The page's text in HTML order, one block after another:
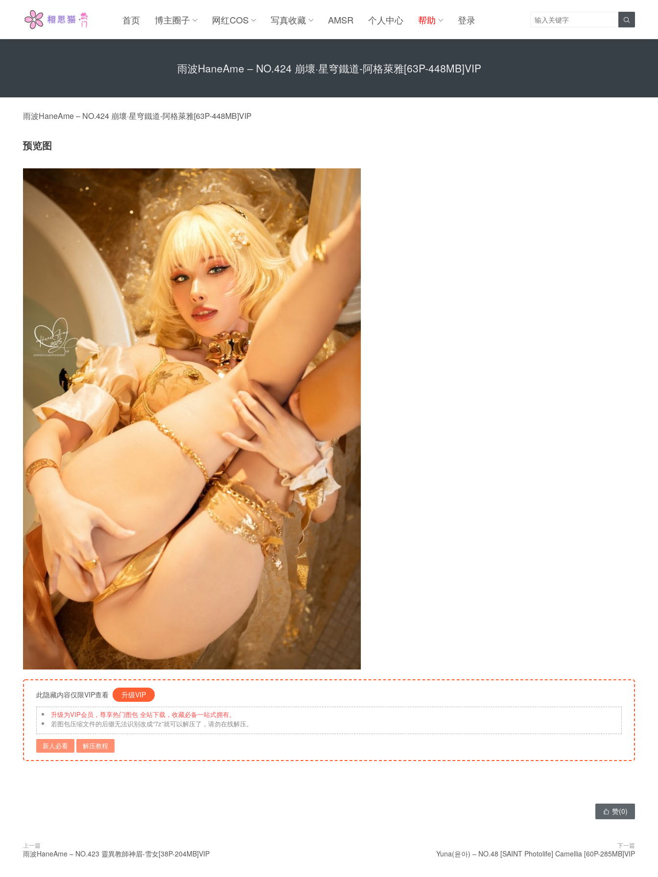
首页 博主圈子 网红COS 写真收藏 AMSR 个人中心 帮助 登录 
雨波HaneAme – NO.424 崩壞·星穹鐵道-阿格萊雅[63P-448MB]VIP
雨波HaneAme – NO.424 崩壞·星穹鐵道-阿格萊雅[63P-448MB]VIP
预览图
此隐藏内容仅限VIP查看 升级VIP
升级为VIP会员，尊享热门图包 全站下载，收藏必备一站式拥有。
若图包压缩文件的后缀无法识别改成“7z”就可以解压了，请勿在线解压。
新人必看 解压教程
 赞(0)
上一篇
雨波HaneAme – NO.423 靈異教師神眉-雪女[38P-204MB]VIP
下一篇
Yuna(윤아) – NO.48 [SAINT Photolife] Camellia [60P-285MB]VIP